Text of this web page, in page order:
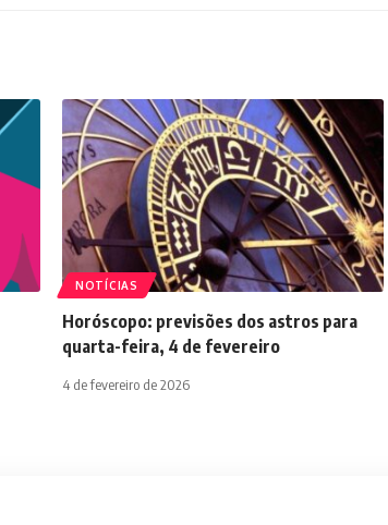
NOTÍCIAS
Horóscopo: previsões dos astros para
quarta-feira, 4 de fevereiro
4 de fevereiro de 2026